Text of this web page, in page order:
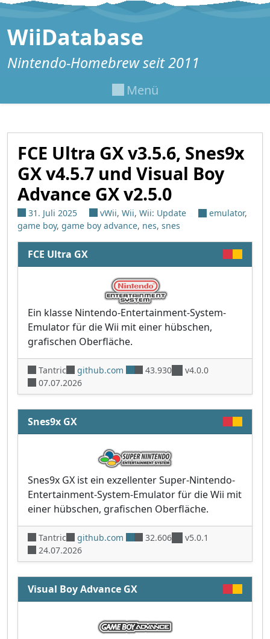
Zum Inhalt springen
WiiDatabase
Nintendo-Homebrew seit 2011
Menü
FCE Ultra GX v3.5.6, Snes9x
GX v4.5.7 und Visual Boy
Advance GX v2.5.0
31. Juli 2025 vWii, Wii, Wii: Update emulator,
game boy, game boy advance, nes, snes
FCE Ultra GX
Ein klasse Nintendo-Entertainment-System-
Emulator für die Wii mit einer hübschen,
grafischen Oberfläche.
Tantric github.com 43.930
v4.0.0
07.07.2026
Snes9x GX
Snes9x GX ist ein exzellenter Super-Nintendo-
Entertainment-System-Emulator für die Wii mit
einer hübschen, grafischen Oberfläche.
Tantric github.com 32.606
v5.0.1
24.07.2026
Visual Boy Advance GX